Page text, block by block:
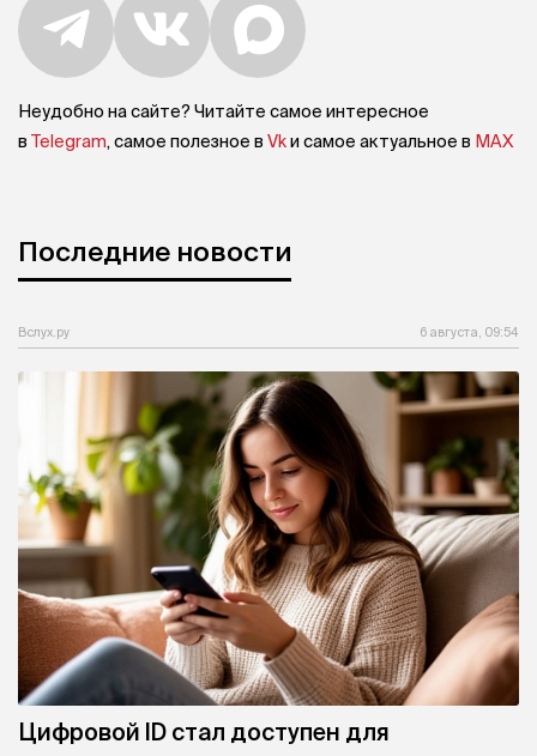
Неудобно на сайте? Читайте самое интересное
в Telegram, самое полезное в Vkи самое актуальное в MAX
Последние новости
Вслух.ру 6 августа, 09:54
Цифровой ID стал доступен для